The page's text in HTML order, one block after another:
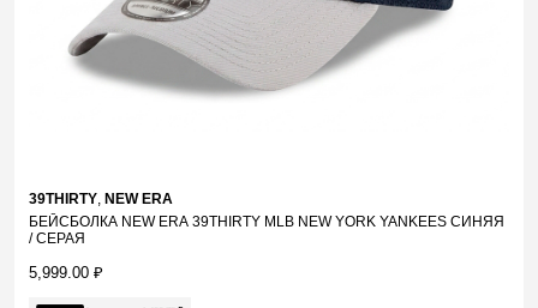
39THIRTY, NEW ERA
БЕЙСБОЛКА NEW ERA 39THIRTY MLB NEW YORK YANKEES СИНЯЯ
/ СЕРАЯ
5,999.00 ₽